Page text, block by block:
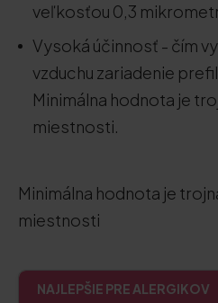
veľkosťou 0,3
Vysoká účinnosť - čím
vzduchu zariadenie
Minimálna hodnota je
miestnosti.
Minimálna hodnota je
miestnosti
NAJLEPŠIE PRE ALERGIKOV